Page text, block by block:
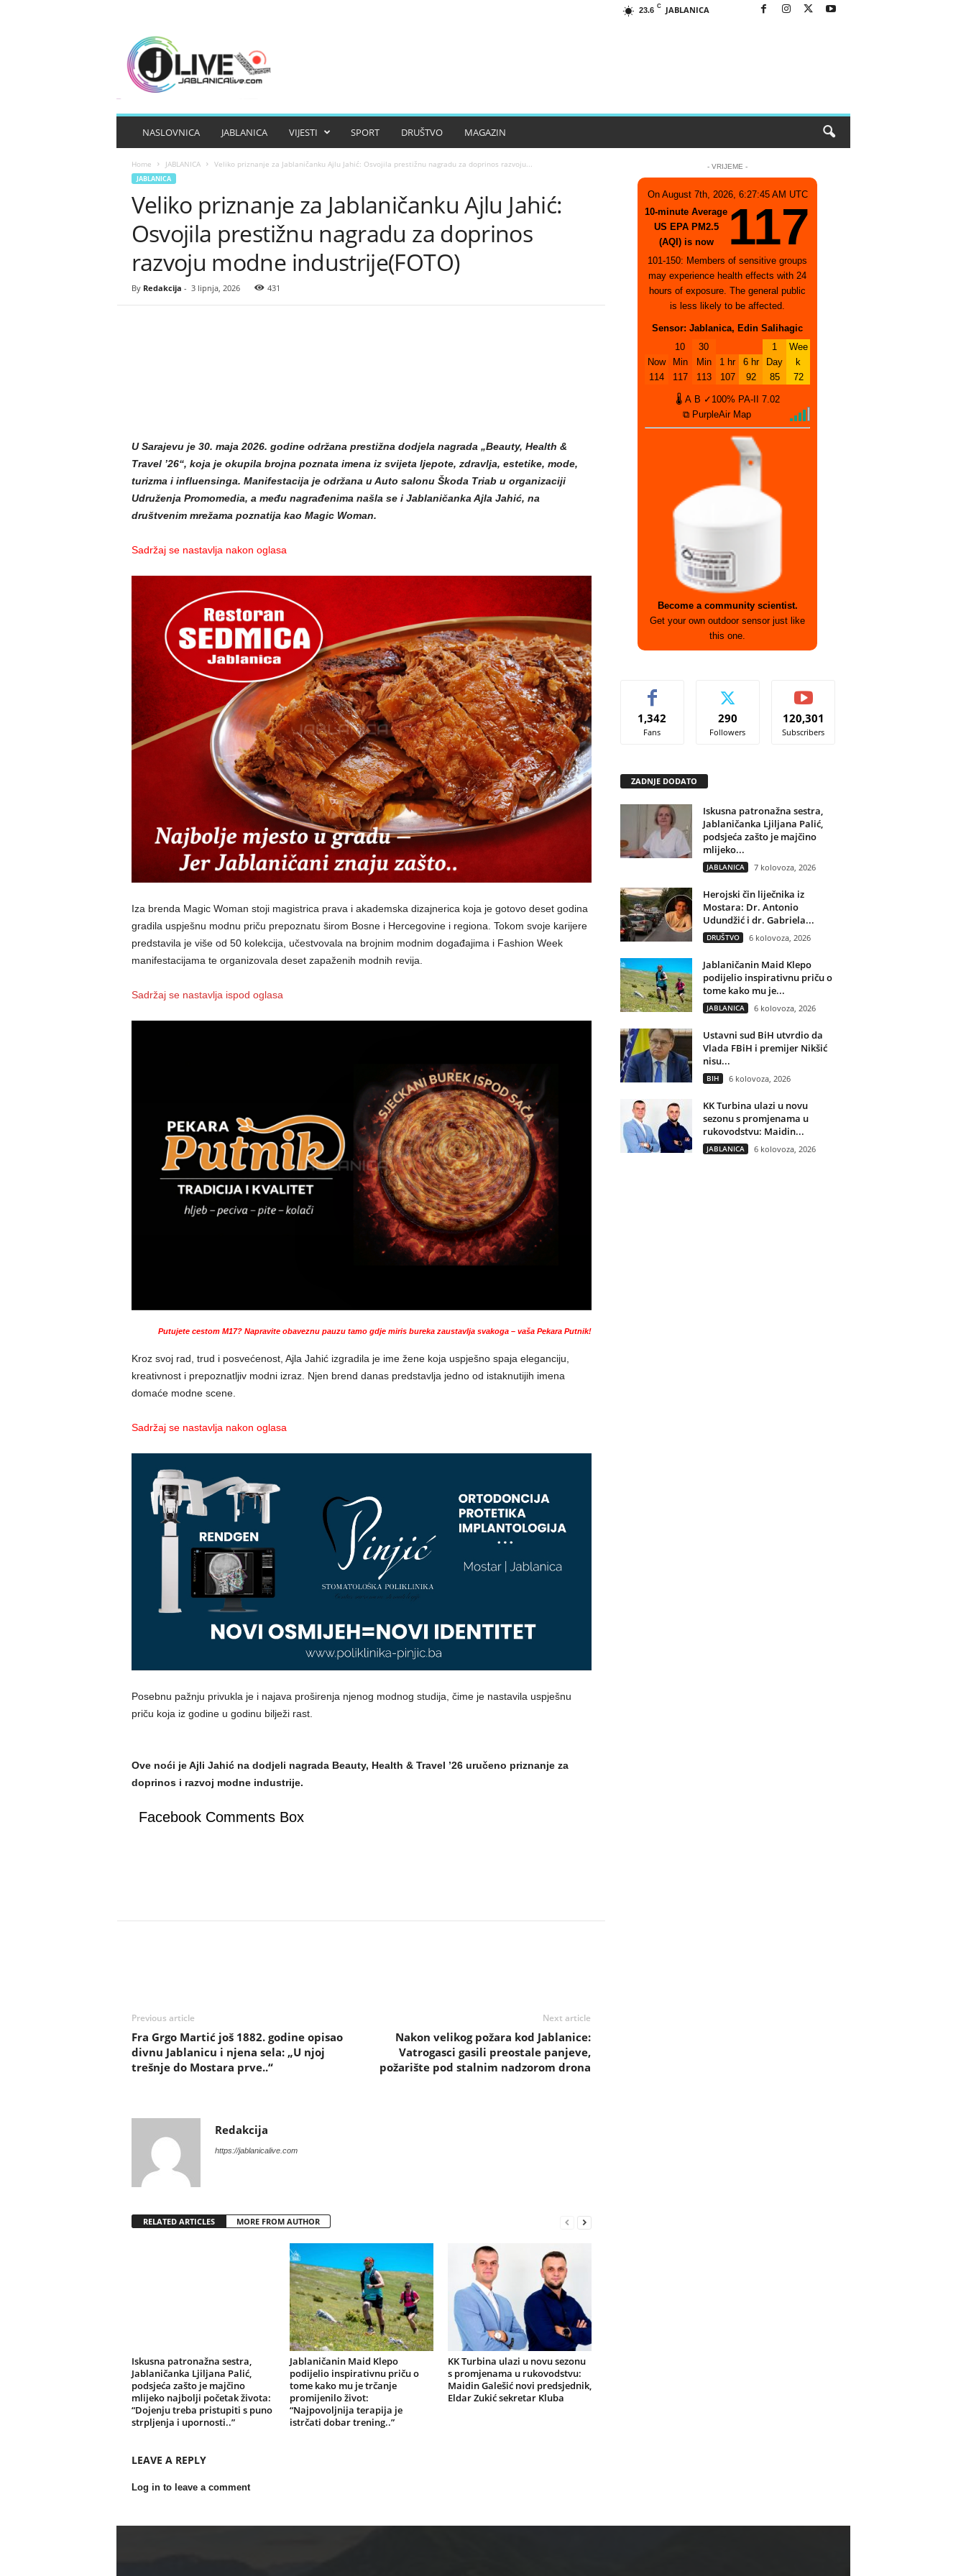
23.6 C JABLANICA
NASLOVNICA JABLANICA VIJESTI SPORT DRUŠTVO MAGAZIN
Home JABLANICA Veliko priznanje za Jablaničanku Ajlu Jahić: Osvojila prestižnu nagradu za doprinos razvoju...
JABLANICA
Veliko priznanje za Jablaničanku Ajlu Jahić:
Osvojila prestižnu nagradu za doprinos
razvoju modne industrije(FOTO)
By Redakcija - 3 lipnja, 2026 431
U Sarajevu je 30. maja 2026. godine održana prestižna dodjela nagrada „Beauty, Health &
Travel ’26“, koja je okupila brojna poznata imena iz svijeta ljepote, zdravlja, estetike, mode,
turizma i influensinga. Manifestacija je održana u Auto salonu Škoda Triab u organizaciji
Udruženja Promomedia, a među nagrađenima našla se i Jablaničanka Ajla Jahić, na
društvenim mrežama poznatija kao Magic Woman.
Sadržaj se nastavlja nakon oglasa
Iza brenda Magic Woman stoji magistrica prava i akademska dizajnerica koja je gotovo deset godina
gradila uspješnu modnu priču prepoznatu širom Bosne i Hercegovine i regiona. Tokom svoje karijere
predstavila je više od 50 kolekcija, učestvovala na brojnim modnim događajima i Fashion Week
manifestacijama te organizovala deset zapaženih modnih revija.
Sadržaj se nastavlja ispod oglasa
Putujete cestom M17? Napravite obaveznu pauzu tamo gdje miris bureka zaustavlja svakoga – vaša Pekara Putnik!
Kroz svoj rad, trud i posvećenost, Ajla Jahić izgradila je ime žene koja uspješno spaja eleganciju,
kreativnost i prepoznatljiv modni izraz. Njen brend danas predstavlja jedno od istaknutijih imena
domaće modne scene.
Sadržaj se nastavlja nakon oglasa
Posebnu pažnju privukla je i najava proširenja njenog modnog studija, čime je nastavila uspješnu
priču koja iz godine u godinu bilježi rast.
Ove noći je Ajli Jahić na dodjeli nagrada Beauty, Health & Travel ’26 uručeno priznanje za
doprinos i razvoj modne industrije.
Facebook Comments Box
Previous article
Fra Grgo Martić još 1882. godine opisao
divnu Jablanicu i njena sela: „U njoj
trešnje do Mostara prve..“
Next article
Nakon velikog požara kod Jablanice:
Vatrogasci gasili preostale panjeve,
požarište pod stalnim nadzorom drona
Redakcija
https://jablanicalive.com
RELATED ARTICLES MORE FROM AUTHOR
Iskusna patronažna sestra,
Jablaničanka Ljiljana Palić,
podsjeća zašto je majčino
mlijeko najbolji početak života:
“Dojenju treba pristupiti s puno
strpljenja i upornosti..”
Jablaničanin Maid Klepo
podijelio inspirativnu priču o
tome kako mu je trčanje
promijenilo život:
“Najpovoljnija terapija je
istrčati dobar trening..”
KK Turbina ulazi u novu sezonu
s promjenama u rukovodstvu:
Maidin Galešić novi predsjednik,
Eldar Zukić sekretar Kluba
LEAVE A REPLY
Log in to leave a comment
- VRIJEME -
On August 7th, 2026, 6:27:45 AM UTC
10-minute Average
US EPA PM2.5
(AQI) is now
117
101-150: Members of sensitive groups
may experience health effects with 24
hours of exposure. The general public
is less likely to be affected.
Sensor: Jablanica, Edin Salihagic
Now
114
10
Min
117
30
Min
113
1 hr
107
6 hr
92
1
Day
85
Wee
k
72
🌡 A B ✓100% PA-II
7.02
⧉ PurpleAir Map
Become a community scientist.
Get your own outdoor sensor just like
this one.
1,342
Fans
290
Followers
120,301
Subscribers
ZADNJE DODATO
Iskusna patronažna sestra,
Jablaničanka Ljiljana Palić,
podsjeća zašto je majčino
mlijeko...
JABLANICA 7 kolovoza, 2026
Herojski čin liječnika iz
Mostara: Dr. Antonio
Udundžić i dr. Gabriela...
DRUŠTVO 6 kolovoza, 2026
Jablaničanin Maid Klepo
podijelio inspirativnu priču o
tome kako mu je...
JABLANICA 6 kolovoza, 2026
Ustavni sud BiH utvrdio da
Vlada FBiH i premijer Nikšić
nisu...
BIH 6 kolovoza, 2026
KK Turbina ulazi u novu
sezonu s promjenama u
rukovodstvu: Maidin...
JABLANICA 6 kolovoza, 2026